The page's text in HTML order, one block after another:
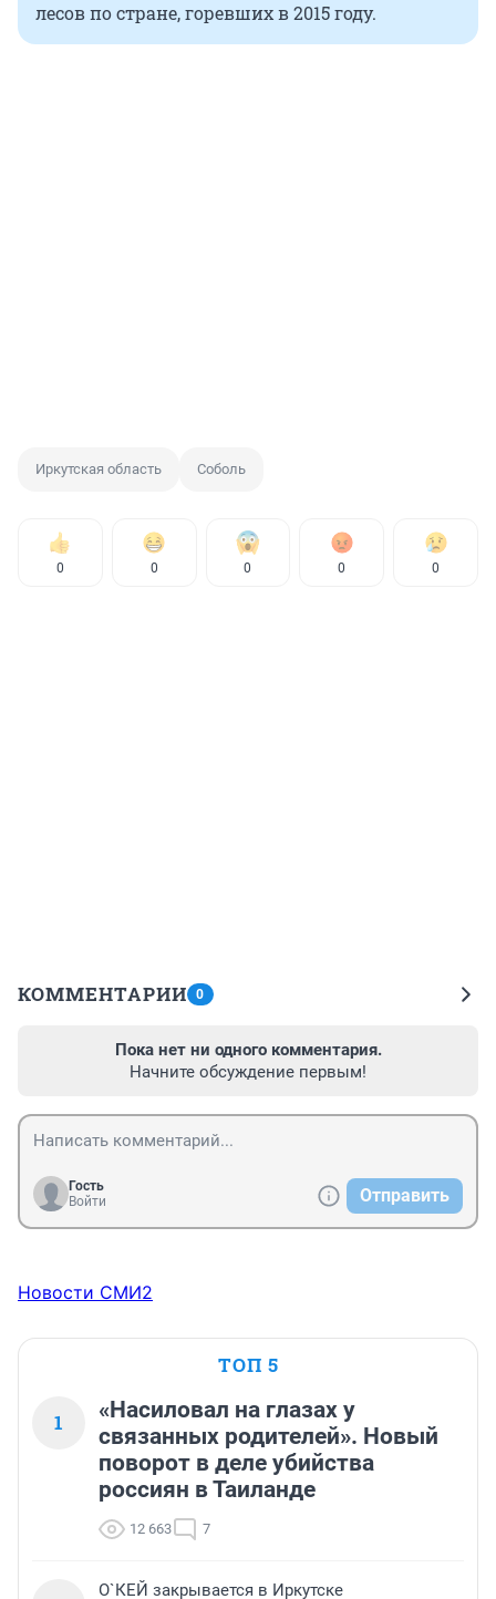
лесов по стране, горевших в 2015 году.
Иркутская область Соболь
0 0 0 0 0
КОММЕНТАРИИ 0
Пока нет ни одного комментария.
Начните обсуждение первым!
Гость
Войти
Отправить
Новости СМИ2
ТОП 5
1
«Насиловал на глазах у
связанных родителей». Новый
поворот в деле убийства
россиян в Таиланде
12 663 7
О`КЕЙ закрывается в Иркутске